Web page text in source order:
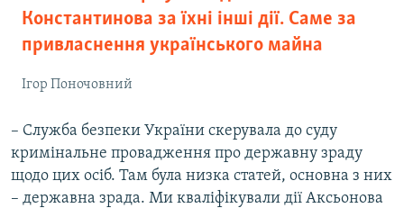
Константинова за їхні інші дії. Саме за
привласнення українського майна
Ігор Поночовний
– Служба безпеки України скерувала до суду
кримінальне провадження про державну зраду
щодо цих осіб. Там була низка статей, основна з них
– державна зрада. Ми кваліфікували дії Аксьонова